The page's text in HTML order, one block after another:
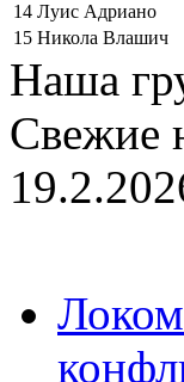
14 Луис Адриано
15 Никола Влашич
Наша
Свежие